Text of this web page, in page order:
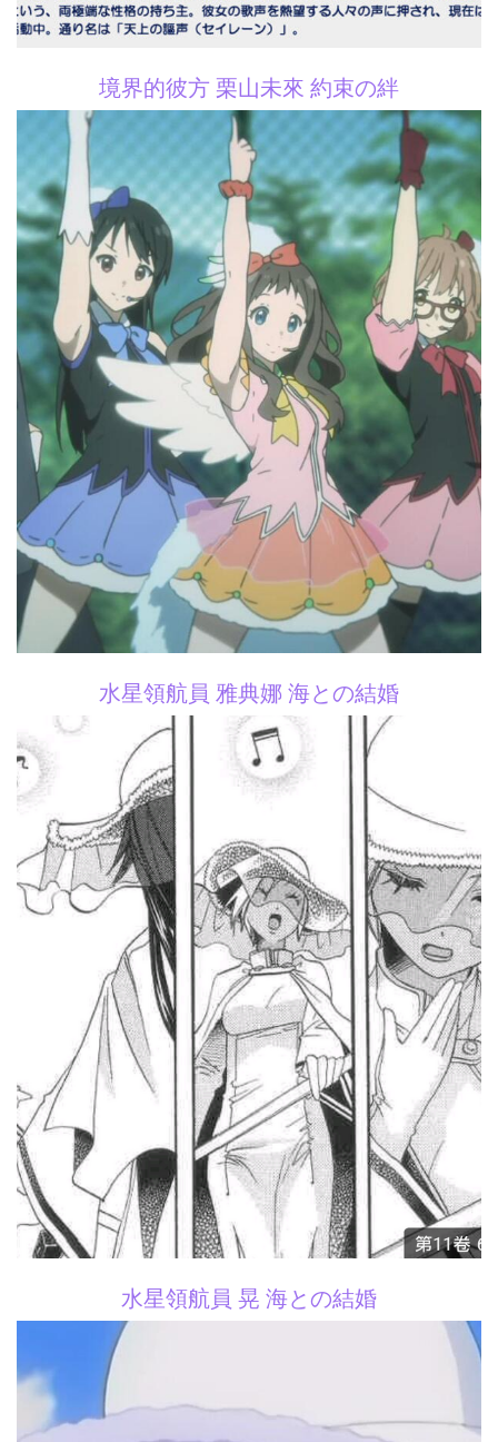
境界的彼方 栗山未來 約束の絆
水星領航員 雅典娜 海との結婚
水星領航員 晃 海との結婚